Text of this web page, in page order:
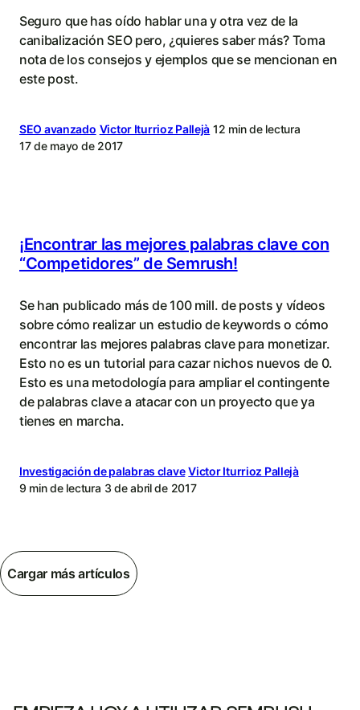
Seguro que has oído hablar una y otra vez de la
canibalización SEO pero, ¿quieres saber más? Toma
nota de los consejos y ejemplos que se mencionan en
este post.
SEO avanzado Victor Iturrioz Pallejà 12 min de lectura
17 de mayo de 2017
¡Encontrar las mejores palabras clave con
“Competidores” de Semrush!
Se han publicado más de 100 mill. de posts y vídeos
sobre cómo realizar un estudio de keywords o cómo
encontrar las mejores palabras clave para monetizar.
Esto no es un tutorial para cazar nichos nuevos de 0.
Esto es una metodología para ampliar el contingente
de palabras clave a atacar con un proyecto que ya
tienes en marcha.
Investigación de palabras clave Victor Iturrioz Pallejà
9 min de lectura 3 de abril de 2017
Cargar más artículos